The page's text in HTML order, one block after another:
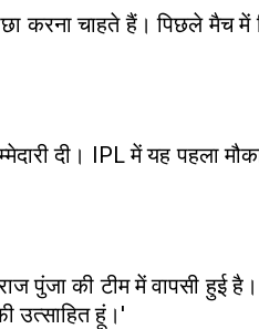
करना चाहते हैं। पिछले मैच में
दी। IPL में यह पहला
पुंजा की टीम में वापसी
उत्साहित हूं।'